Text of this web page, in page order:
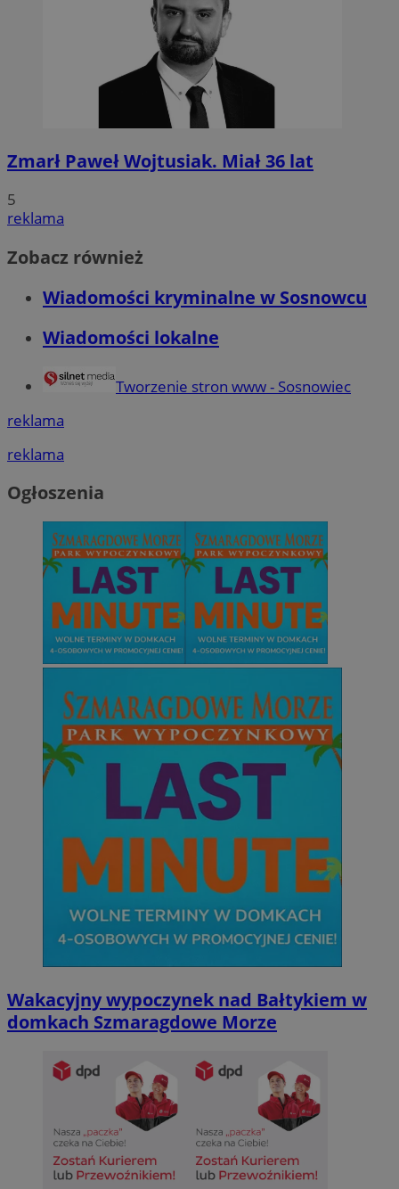
Zmarł Paweł Wojtusiak. Miał 36 lat
5
reklama
Zobacz również
Wiadomości kryminalne w Sosnowcu
Wiadomości lokalne
Tworzenie stron www - Sosnowiec
reklama
reklama
Ogłoszenia
Wakacyjny wypoczynek nad Bałtykiem w
domkach Szmaragdowe Morze